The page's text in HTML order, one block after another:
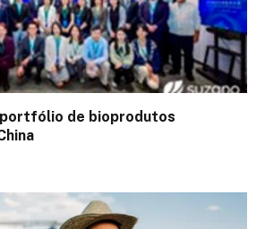
portfólio de bioprodutos